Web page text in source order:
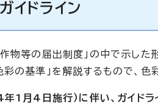
ドライン
物等の届出制度」の中で示し
の基準」を解説するもので、色
1月4日施行）に伴い、ガイド